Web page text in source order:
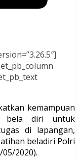
kemampuan
bela diri untuk
di lapangan,
beladiri Polri
2020).